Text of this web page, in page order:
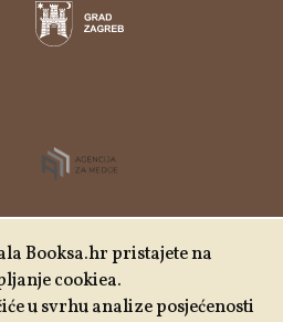
institucionalne podrške
Booksa.hr pristajete na
cookiea.
u svrhu analize posjećenosti